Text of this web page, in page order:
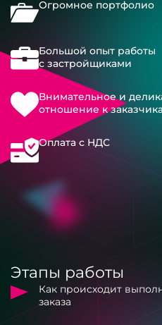
Огромное портфолио
Большой опыт работы
с застройщиками
Внимательное и
отношение к
Оплата с НДС
Этапы работы
Как происходит
заказа